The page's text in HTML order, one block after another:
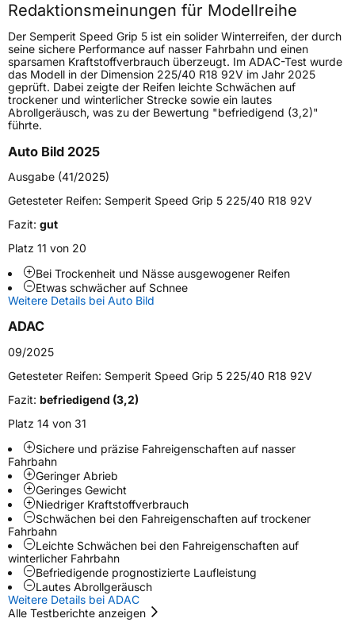
Höchstgeschwindigkeit
190 km/h
Lastindex88
Höchstlast560 kg
Gewicht (in kg)7,68 kg
FahrzeugtypPKW
VerwendungWinterreifen
Modellname
FahrzeugartPKW & SUV
Weitere Eigenschaften
Schlauchtyp
Zustand
M+SJa
EU Label
Effizienz
NasshaftungC
Rollgeräusch (Klasse)
Rollgeräusch (dB)72
FahrzeugklasseC1
Redaktionsmeinungen für Modellreihe
Der Semperit Speed Grip 5 ist ein solider Winterreifen, der durch
seine sichere Performance auf nasser Fahrbahn und einen
sparsamen Kraftstoffverbrauch überzeugt. Im ADAC-Test wurde
das Modell in der Dimension 225/40 R18 92V im Jahr 2025
geprüft. Dabei zeigte der Reifen leichte Schwächen auf
trockener und winterlicher Strecke sowie ein lautes
Abrollgeräusch, was zu der Bewertung "befriedigend (3,2)"
führte.
Auto Bild 2025
Ausgabe (41/2025)
Getesteter Reifen: Semperit Speed Grip 5 225/40 R18 92V
Fazit: gut
Platz 11 von 20
Bei Trockenheit und Nässe ausgewogener Reifen
Etwas schwächer auf Schnee
Weitere Details bei Auto Bild
ADAC
09/2025
Getesteter Reifen: Semperit Speed Grip 5 225/40 R18 92V
Fazit: befriedigend (3,2)
Platz 14 von 31
Sichere und präzise Fahreigenschaften auf nasser
Fahrbahn
Geringer Abrieb
Geringes Gewicht
Niedriger Kraftstoffverbrauch
Schwächen bei den Fahreigenschaften auf trockener
Fahrbahn
Leichte Schwächen bei den Fahreigenschaften auf
winterlicher Fahrbahn
Befriedigende prognostizierte Laufleistung
Lautes Abrollgeräusch
Weitere Details bei ADAC
Alle Testberichte anzeigen